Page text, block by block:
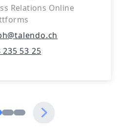
Relations Online
235 53 25